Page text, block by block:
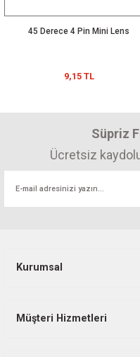
45 Derece 4 Pin Mini Lens
9,15 TL
Süpriz
Ücretsiz
Kurumsal
Müşteri Hizmetleri